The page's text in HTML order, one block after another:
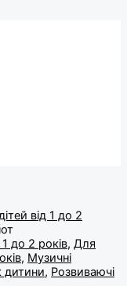
від 1 до 2
до 2 років, Для
, Музичні
дитини, Розвиваючі